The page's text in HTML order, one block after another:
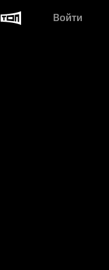
Войти